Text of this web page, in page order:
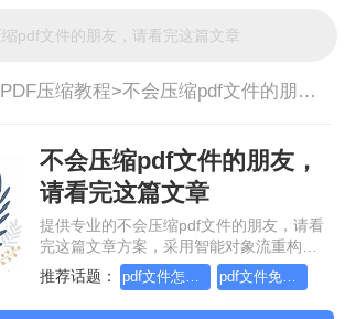
PDF压缩教程> 不会压缩pdf文件的朋友，请看完这篇文章
不会压缩pdf文件的朋友，
请看完这篇文章
提供专业的不会压缩pdf文件的朋友，请看
完这篇文章方案，采用智能对象流重构技
术，确保文档1:1高保真还原且排版不乱
码。支持一键批量处理，全链路 SSL 加密
保障隐私安全。助您快速实现不会压缩pdf
推荐话题： pdf文件怎么压缩试试这几个方法